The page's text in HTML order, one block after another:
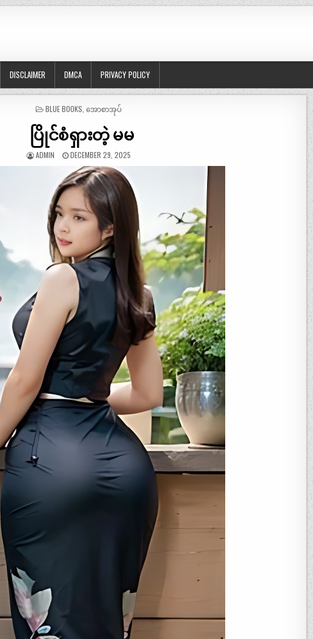
DISCLAIMER DMCA PRIVACY POLICY
POSTED
BLUE BOOKS ,အောစာအုပ်
ပြိုင်စံရှားတဲ့ မမ
ADMIN DECEMBER 29, 2025